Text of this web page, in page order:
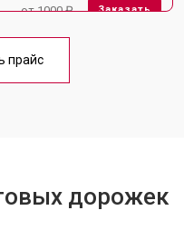
от 1000 ₽ Заказать
от 1000 ₽
прайс
дорожек